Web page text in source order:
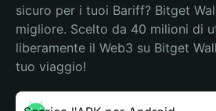
sicuro per i tuoi Bariff? Bitget
migliore. Scelto da 40 milioni di
liberamente il Web3 su Bitget
tuo viaggio!